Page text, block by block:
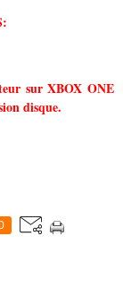
sur XBOX ONE
disque.